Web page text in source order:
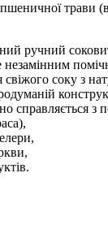
трави
ручний
незамінним
соку з
справляється з